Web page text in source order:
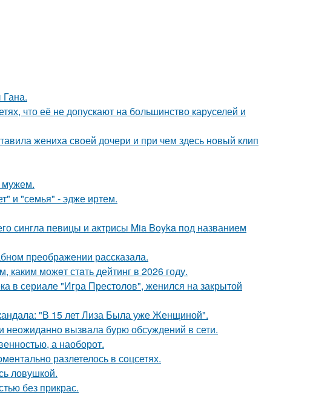
что её не допускают на большинство каруселей и
жениха своей дочери и при чем здесь новый клип
мужем.
и "семья" - эдже иртем.
сингла певицы и актрисы Mia Boyka под названием
преображении рассказала.
можeт стaть дейтинг в 2026 году.
в сериале "Игра Престолов", женился на закрытой
"В 15 лет Лиза Была уже Женщиной".
вызвала бурю обсуждений в сети.
а наоборот.
разлетелось в сoцсетях.
ловушкой.
без прикрас.